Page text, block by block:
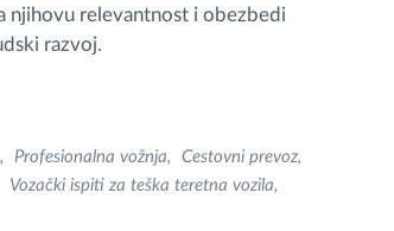
njihovu relevantnost i obezbedi
razvoj.
Profesionalna vožnja
Cestovni prevoz
Vozački ispiti za teška teretna vozila